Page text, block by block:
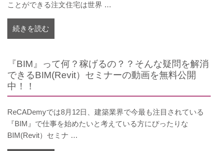
ことができる注文住宅は世界 …
続きを読む
『BIM』って何？稼げるの？？そんな疑問を解消
できるBIM(Revit）セミナーの動画を無料公開
中！！
ReCADemyでは8月12日、建築業界で今最も注目されている
『BIM』で仕事を始めたいと考えている方にぴったりな
BIM(Revit）セミナ …